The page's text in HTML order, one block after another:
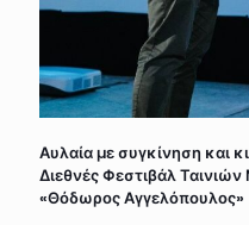
Αυλαία με συγκίνηση και
Διεθνές Φεστιβάλ
«Θόδωρος Αγγελόπουλος»